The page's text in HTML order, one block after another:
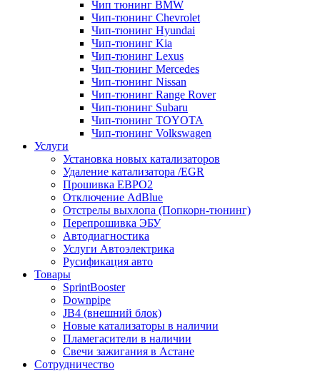
Чип тюнинг BMW
Чип-тюнинг Chevrolet
Чип-тюнинг Hyundai
Чип-тюнинг Kia
Чип-тюнинг Lexus
Чип-тюнинг Mercedes
Чип-тюнинг Nissan
Чип-тюнинг Range Rover
Чип-тюнинг Subaru
Чип-тюнинг TOYOTA
Чип-тюнинг Volkswagen
Услуги
Установка новых катализаторов
Удаление катализатора /EGR
Прошивка ЕВРО2
Отключение AdBlue
Отстрелы выхлопа (Попкорн-тюнинг)
Перепрошивка ЭБУ
Автодиагностика
Услуги Автоэлектрика
Русификация авто
Товары
SprintBooster
Downpipe
JB4 (внешний блок)
Новые катализаторы в наличии
Пламегасители в наличии
Свечи зажигания в Астане
Сотрудничество